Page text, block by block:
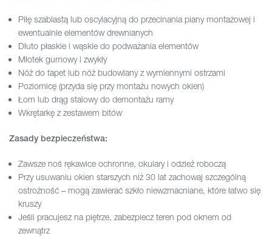
Piłę szablastą lub oscylacyjną do przecinania piany montażowej i
ewentualnie elementów drewnianych
Dłuto płaskie i wąskie do podważania elementów
Młotek gumowy i zwykły
Nóż do tapet lub nóż budowlany z wymiennymi ostrzami
Poziomicę (przyda się przy montażu nowych okien)
Łom lub drąg stalowy do demontażu ramy
Wkrętarkę z zestawem bitów
Zasady bezpieczeństwa:
Zawsze noś rękawice ochronne, okulary i odzież roboczą
Przy usuwaniu okien starszych niż 30 lat zachowaj szczególną
ostrożność – mogą zawierać szkło niewzmacniane, które łatwo się
kruszy
Jeśli pracujesz na piętrze, zabezpiecz teren pod oknem od
zewnątrz